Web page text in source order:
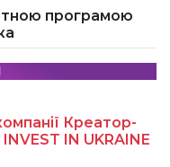
програмою
Креатор-
IN UKRAINE